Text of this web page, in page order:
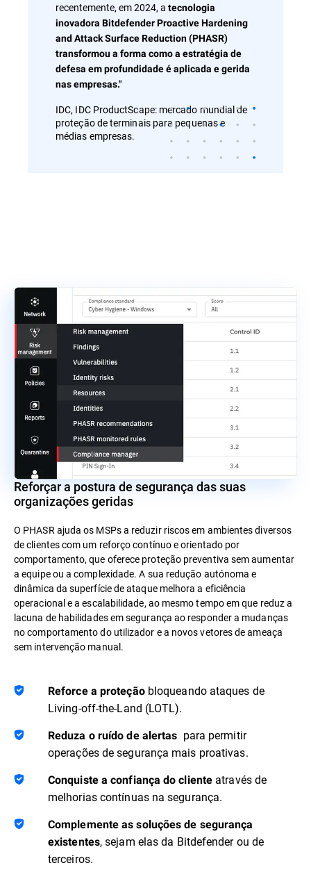
recentemente, em 2024, a tecnologia
inovadora Bitdefender Proactive Hardening
and Attack Surface Reduction (PHASR)
transformou a forma como a estratégia de
defesa em profundidade é aplicada e gerida
nas empresas."
IDC, IDC ProductScape: mercado mundial de
proteção de terminais para pequenas e
médias empresas.
Reforçar a postura de segurança das suas
organizações geridas
O PHASR ajuda os MSPs a reduzir riscos em ambientes diversos
de clientes com um reforço contínuo e orientado por
comportamento, que oferece proteção preventiva sem aumentar
a equipe ou a complexidade. A sua redução autónoma e
dinâmica da superfície de ataque melhora a eficiência
operacional e a escalabilidade, ao mesmo tempo em que reduz a
lacuna de habilidades em segurança ao responder a mudanças
no comportamento do utilizador e a novos vetores de ameaça
sem intervenção manual.
Reforce a proteçãobloqueando ataques de
Living-off-the-Land (LOTL).
Reduza o ruído de alertas para permitir
operações de segurança mais proativas.
Conquiste a confiança do cliente através de
melhorias contínuas na segurança.
Complemente as soluções de segurança
existentes, sejam elas da Bitdefender ou de
terceiros.